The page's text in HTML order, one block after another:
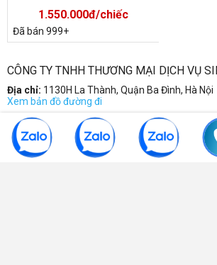
1.550.000đ/chiếc
Đã bán 999+
CÔNG TY TNHH THƯƠNG MẠI DỊCH VỤ
Địa chỉ: 1130H La Thành, Quận Ba Đình, Hà Nội
Xem bản đồ đường đi
Điện thoại:
0904 570 339 0985 635 830
Email:sinhlien@noithatsinhlien.com
Mã số DKKD:
0102337997 do sở KHDDT Hà